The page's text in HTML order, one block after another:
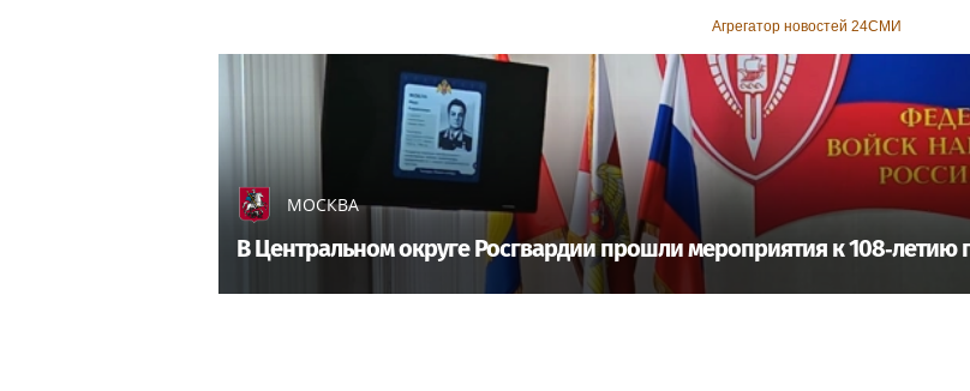
Агрегатор новостей 24СМИ
МОСКВА
В Центральном округе Росгвардии прошли мероприятия к 108‑летию